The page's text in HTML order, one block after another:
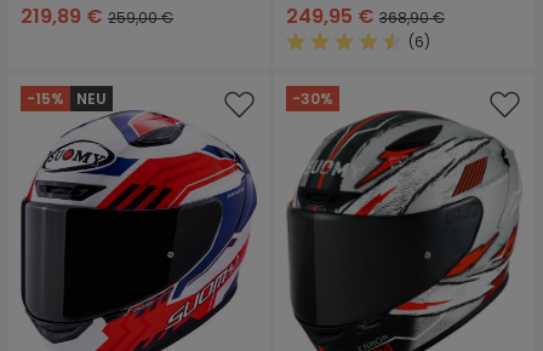
219,89 € 259,00 € 249,95 € 368,90 €
(6)
-15% NEU -30%